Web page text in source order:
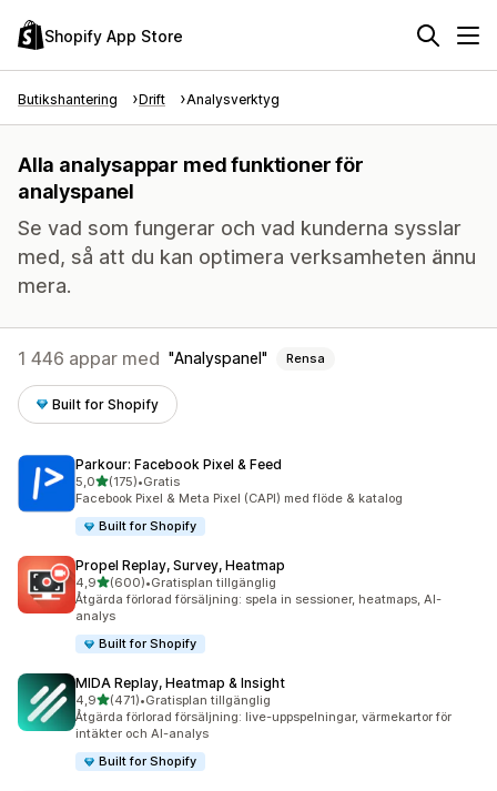
Shopify App Store
Butikshantering Drift Analysverktyg
Alla analysappar med funktioner för
analyspanel
Se vad som fungerar och vad kunderna sysslar
med, så att du kan optimera verksamheten ännu
mera.
1 446 appar med Analyspanel Rensa
Built for Shopify
Parkour: Facebook Pixel & Feed
5,0av 5 stjärnor
(175)
175 recensioner totalt
•Gratis
Facebook Pixel & Meta Pixel (CAPI) med flöde & katalog
Built for Shopify
Propel Replay, Survey, Heatmap
4,9av 5 stjärnor
(600)
600 recensioner totalt
•Gratisplan tillgänglig
Åtgärda förlorad försäljning: spela in sessioner, heatmaps, AI-
analys
Built for Shopify
MIDA Replay, Heatmap & Insight
4,9av 5 stjärnor
(471)
471 recensioner totalt
•Gratisplan tillgänglig
Åtgärda förlorad försäljning: live-uppspelningar, värmekartor för
intäkter och AI-analys
Built for Shopify